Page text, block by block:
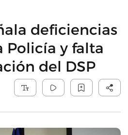
deficiencias
Policía y falta
del DSP